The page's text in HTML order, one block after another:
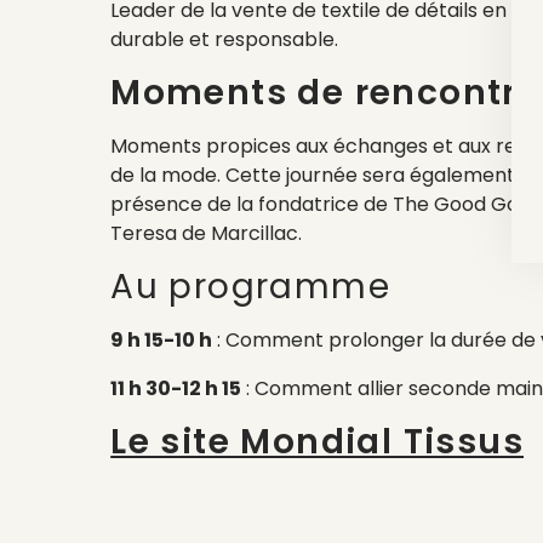
Leader de la vente de textile de détails en
durable et responsable.
Moments de
Moments propices aux échanges et aux
de la mode. Cette journée sera également
présence de la fondatrice de The Good
Teresa de Marcillac.
Au programme
9 h 15-10 h : Comment prolonger la durée de
11 h 30-12 h 15 : Comment allier seconde
Le site Mondial Tissus